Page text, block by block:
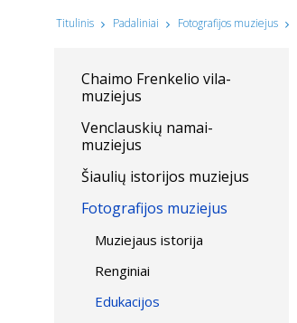
Titulinis Padaliniai Fotografijos muziejus
Chaimo Frenkelio vila-
muziejus
Venclauskių namai-
muziejus
Šiaulių istorijos muziejus
Fotografijos muziejus
Muziejaus istorija
Renginiai
Edukacijos